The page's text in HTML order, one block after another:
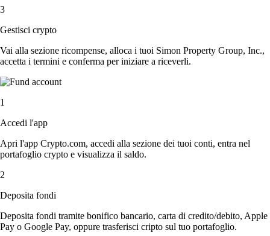
3
Gestisci crypto
Vai alla sezione ricompense, alloca i tuoi Simon Property Group, Inc.,
accetta i termini e conferma per iniziare a riceverli.
1
Accedi l'app
Apri l'app Crypto.com, accedi alla sezione dei tuoi conti, entra nel
portafoglio crypto e visualizza il saldo.
2
Deposita fondi
Deposita fondi tramite bonifico bancario, carta di credito/debito, Apple
Pay o Google Pay, oppure trasferisci cripto sul tuo portafoglio.